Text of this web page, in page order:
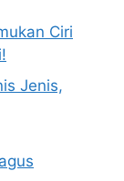
Ciri
Jenis,